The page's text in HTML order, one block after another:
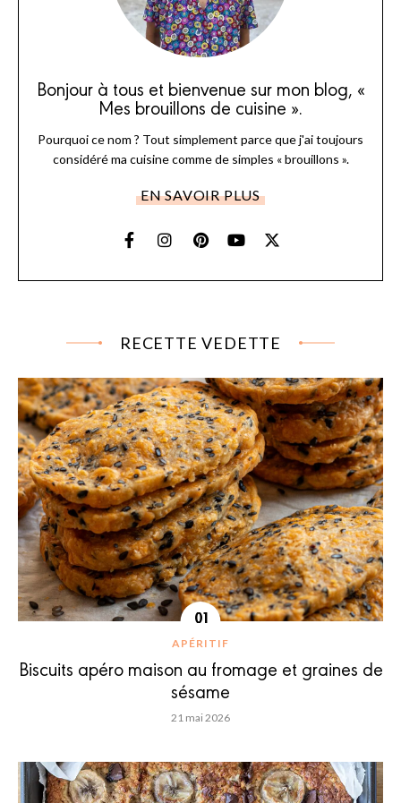
Bonjour à tous et bienvenue sur mon blog, «
Mes brouillons de cuisine ».
Pourquoi ce nom ? Tout simplement parce que j'ai toujours
considéré ma cuisine comme de simples « brouillons ».
EN SAVOIR PLUS
RECETTE VEDETTE
APÉRITIF
Biscuits apéro maison au fromage et graines de
sésame
21 mai 2026